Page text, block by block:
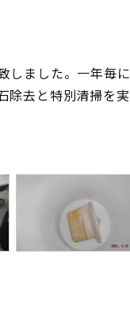
しました。一年毎に
除去と特別清掃を実